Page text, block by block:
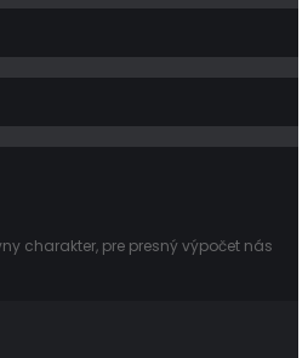
charakter, pre presný výpočet nás